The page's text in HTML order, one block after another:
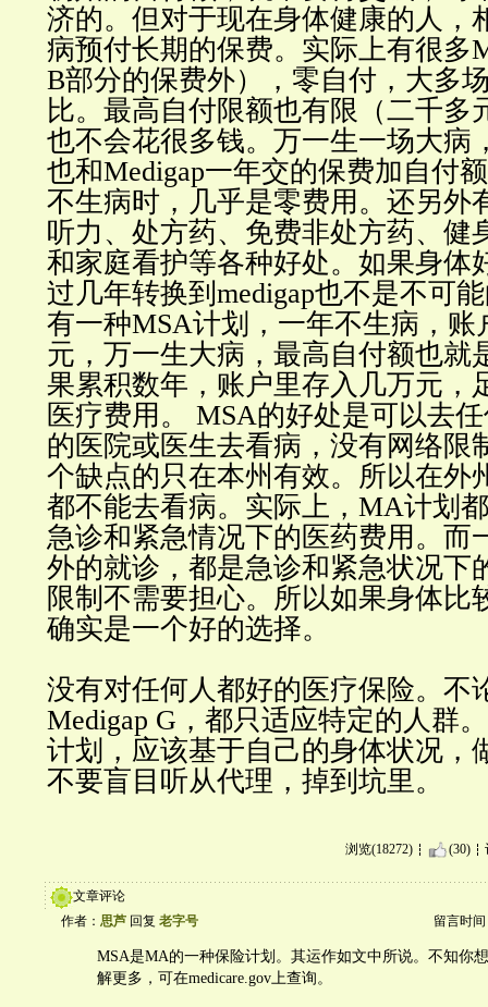
济的。但对于现在身体健康的人，
病预付长期的保费。实际上有很多
B部分的保费外），零自付，大多
比。最高自付限额也有限（二千多
也不会花很多钱。万一生一场大病
也和Medigap一年交的保费加自付
不生病时，几乎是零费用。还另外
听力、处方药、免费非处方药、健
和家庭看护等各种好处。如果身体
过几年转换到medigap也不是不可
有一种MSA计划，一年不生病，账
元，万一生大病，最高自付额也就
果累积数年，账户里存入几万元，
医疗费用。 MSA的好处是可以去
的医院或医生去看病，没有网络限
个缺点的只在本州有效。所以在外
都不能去看病。实际上，MA计划
急诊和紧急情况下的医药费用。而
外的就诊，都是急诊和紧急状况下
限制不需要担心。所以如果身体比
确实是一个好的选择。
没有对任何人都好的医疗保险。不
Medigap G，都只适应特定的人群
计划，应该基于自己的身体状况，
不要盲目听从代理，掉到坑里。
浏览(18272) (30)
文章评论
作者： 思芦 回复 老字号 留言时间
MSA是MA的一种保险计划。其运作如文中所说。不知你
解更多，可在medicare.gov上查询。